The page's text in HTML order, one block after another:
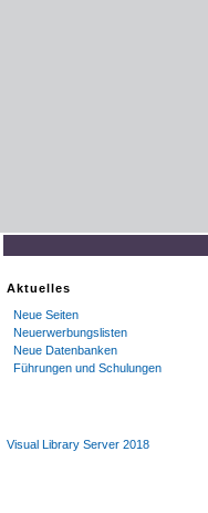
Aktuelles
Neue Seiten
Neuerwerbungslisten
Neue Datenbanken
Führungen und Schulungen
Visual Library Server 2018